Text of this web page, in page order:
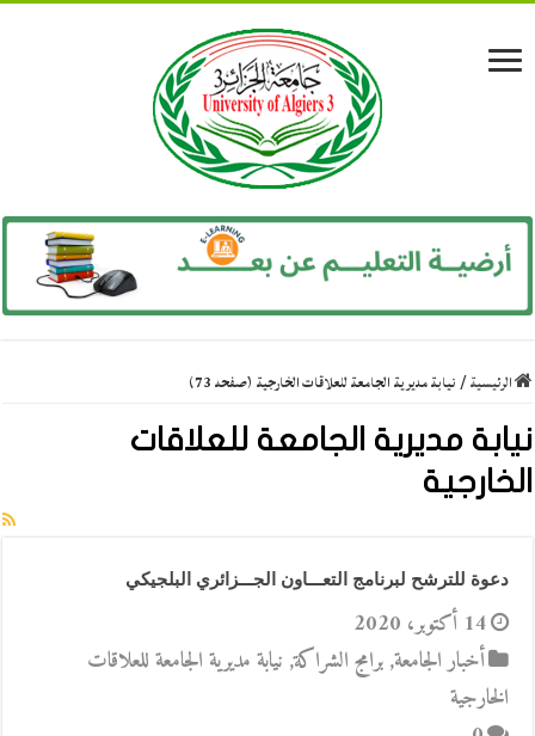
الرئيسية/نيابة مديرية الجامعة للعلاقات الخارجية (صفحه 73)
نيابة مديرية الجامعة للعلاقات
الخارجية
دعوة للترشح لبرنامج التعـــاون الجـــزائري البلجيكي
14 أكتوبر، 2020
أخبار الجامعة,برامج الشراكة, نيابة مديرية الجامعة للعلاقات
الخارجية